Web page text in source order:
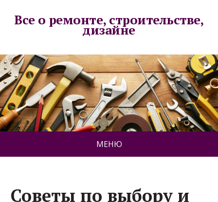
Все о ремонте, строительстве,
дизайне
МЕНЮ
Советы по выбору и